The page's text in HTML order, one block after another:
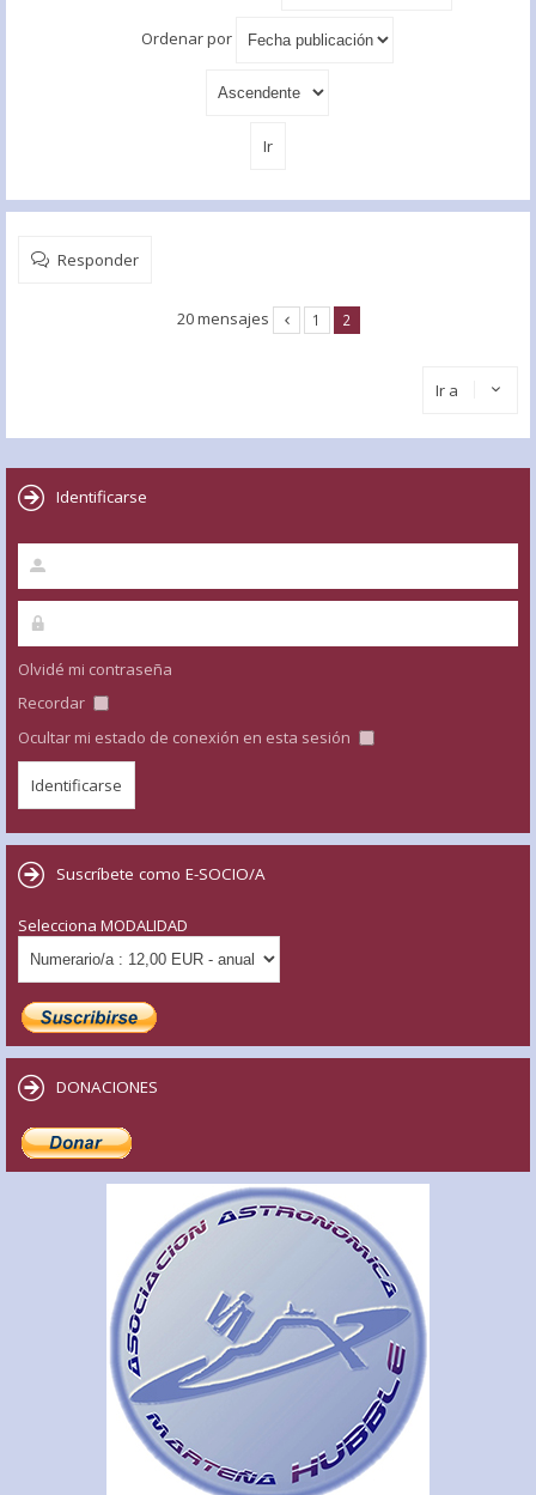
Ordenar por
Responder
20 mensajes 1 2
Ir a
Identificarse
Olvidé mi contraseña
Recordar
Ocultar mi estado de conexión en esta sesión
Suscríbete como E-SOCIO/A
Selecciona MODALIDAD
DONACIONES